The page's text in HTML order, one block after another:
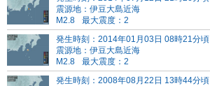
震源地：伊豆大島近海
M2.8
最大震度：2
発生時刻：2014年01月03日 08時21分頃
震源地：伊豆大島近海
M2.8
最大震度：2
発生時刻：2008年08月22日 13時44分頃